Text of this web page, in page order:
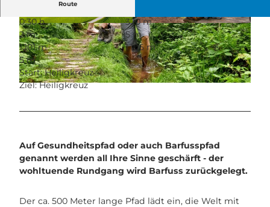
© Beat Brechbühl, UNESCO Biosphäre Entlebuch
© Beat Brechbühl, UNESCO Biosphäre Entlebu
ch
© Beat Brechbühl, UNESCO Biosphäre Entlebu
ch
Route
0:30 h
320 m
2 m
5 m
1.101 m
1.106 m
5 m
Start: Heiligkreuz
Ziel: Heiligkreuz
Auf Gesundheitspfad oder auch Barfusspfad
genannt werden all Ihre Sinne geschärft - der
wohltuende Rundgang wird Barfuss zurückgelegt.
Der ca. 500 Meter lange Pfad lädt ein, die Welt mit